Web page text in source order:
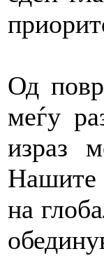
Од
меѓу
израз
Нашите
на